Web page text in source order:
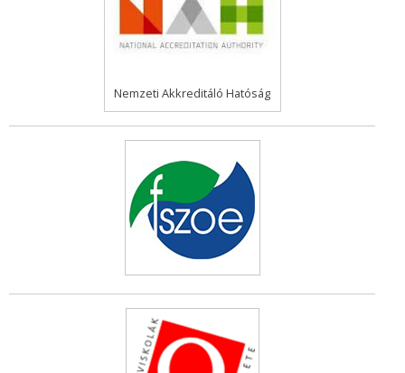
Nemzeti Akkreditáló Hatóság